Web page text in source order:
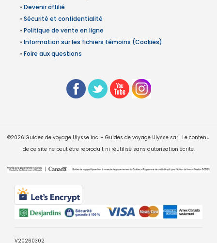
» Devenir affilié
» Sécurité et confidentialité
» Politique de vente en ligne
» Information sur les fichiers témoins (Cookies)
» Foire aux questions
©2026 Guides de voyage Ulysse inc. - Guides de voyage Ulysse sarl. Le contenu
de ce site ne peut être reproduit ni réutilisé sans autorisation écrite.
V20260302